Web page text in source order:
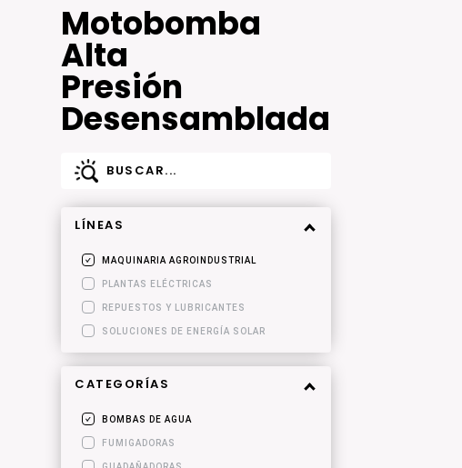
Motobomba
Alta
Presión
Desensamblada
LÍNEAS
MAQUINARIA AGROINDUSTRIAL
PLANTAS ELÉCTRICAS
REPUESTOS Y LUBRICANTES
SOLUCIONES DE ENERGÍA SOLAR
CATEGORÍAS
BOMBAS DE AGUA
FUMIGADORAS